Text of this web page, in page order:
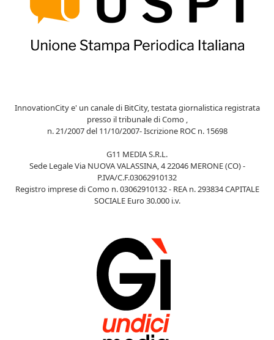
InnovationCity e' un canale di BitCity, testata giornalistica registrata
presso il tribunale di Como ,
n. 21/2007 del 11/10/2007- Iscrizione ROC n. 15698
G11 MEDIA S.R.L.
Sede Legale Via NUOVA VALASSINA, 4 22046 MERONE (CO) -
P.IVA/C.F.03062910132
Registro imprese di Como n. 03062910132 - REA n. 293834 CAPITALE
SOCIALE Euro 30.000 i.v.